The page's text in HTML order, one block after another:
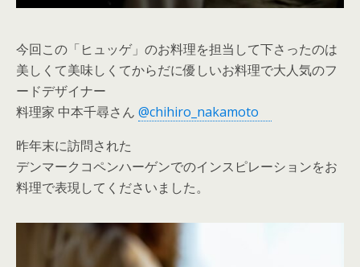
今回この「ヒュッゲ」のお料理を担当して下さったのは
美しくて美味しくてからだに優しいお料理で大人気のフ
ードデザイナー
料理家 中本千尋さん @chihiro_nakamoto
昨年末に訪問された
デンマークコペンハーゲンでのインスピレーションをお
料理で表現してくださいました。